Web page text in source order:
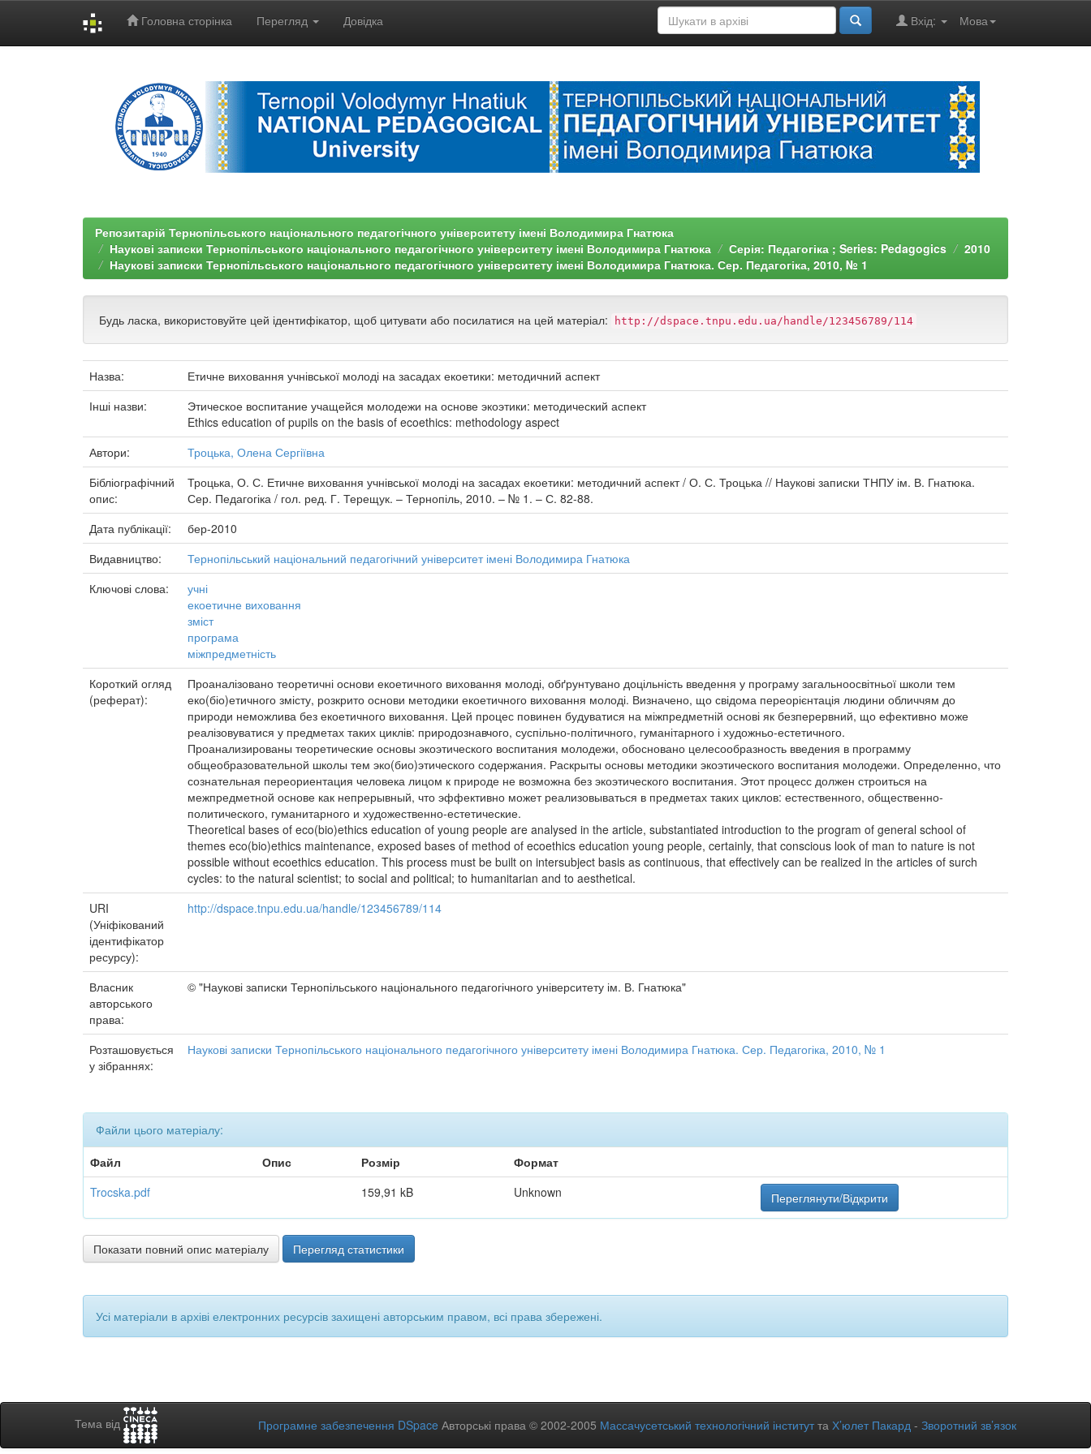
Головна сторінка Перегляд Довідка Мова
Вхід:
Репозитарій Тернопільського національного педагогічного університету імені Володимира Гнатюка
Наукові записки Тернопільського національного педагогічного університету імені Володимира Гнатюка
Серія: Педагогіка ; Series: Pedagogics
2010
Наукові записки Тернопільського національного педагогічного університету імені Володимира Гнатюка. Сер. Педагогіка, 2010, № 1
Будь ласка, використовуйте цей ідентифікатор, щоб цитувати або посилатися на цей матеріал: http://dspace.tnpu.edu.ua/handle/123456789/114
Назва:
Етичне виховання учнівської молоді на засадах екоетики: методичний аспект
Інші назви:
Этическое воспитание учащейся молодежи на основе экоэтики: методический аспект
Ethics education of pupils on the basis of ecoethics: methodology aspect
Автори:
Троцька, Олена Сергіївна
Бібліографічний
опис:
Троцька, О. С. Етичне виховання учнівської молоді на засадах екоетики: методичний аспект / О. С. Троцька // Наукові записки ТНПУ ім. В. Гнатюка.
Сер. Педагогіка / гол. ред. Г. Терещук. – Тернопіль, 2010. – № 1. – С. 82-88.
Дата публікації:
бер-2010
Видавництво:
Тернопільський національний педагогічний університет імені Володимира Гнатюка
Ключові слова:
учні
екоетичне виховання
зміст
програма
міжпредметність
Короткий огляд
(реферат):
Проаналізовано теоретичні основи екоетичного виховання молоді, обґрунтувано доцільність введення у програму загальноосвітньої школи тем
еко(біо)етичного змісту, розкрито основи методики екоетичного виховання молоді. Визначено, що свідома переорієнтація людини обличчям до
природи неможлива без екоетичного виховання. Цей процес повинен будуватися на міжпредметній основі як безперервний, що ефективно може
реалізовуватися у предметах таких циклів: природознавчого, суспільно-політичного, гуманітарного і художньо-естетичного.
Проанализированы теоретические основы экоэтического воспитания молодежи, обосновано целесообразность введения в программу
общеобразовательной школы тем эко(био)этического содержания. Раскрыты основы методики экоэтического воспитания молодежи. Определенно, что
сознательная переориентация человека лицом к природе не возможна без экоэтического воспитания. Этот процесс должен строиться на
межпредметной основе как непрерывный, что эффективно может реализовываться в предметах таких циклов: естественного, общественно-
политического, гуманитарного и художественно-естетические.
Theoretical bases of eco(bio)ethics education of young people are analysed in the article, substantiated introduction to the program of general school of
themes eco(bio)ethics maintenance, exposed bases of method of ecoethics education young people, certainly, that conscious look of man to nature is not
possible without ecoethics education. This process must be built on intersubject basis as continuous, that effectively can be realized in the articles of surch
cycles: to the natural scientist; to social and political; to humanitarian and to aesthetical.
URI
(Уніфікований
ідентифікатор
ресурсу):
http://dspace.tnpu.edu.ua/handle/123456789/114
Власник
авторського
права:
© "Наукові записки Тернопільського національного педагогічного університету ім. В. Гнатюка"
Розташовується
у зібраннях:
Наукові записки Тернопільського національного педагогічного університету імені Володимира Гнатюка. Сер. Педагогіка, 2010, № 1
Файли цього матеріалу:
Файл
Опис Розмір
Формат
Trocska.pdf
159,91 kB Unknown Переглянути/Відкрити
Показати повний опис матеріалу Перегляд статистики
Усі матеріали в архіві електронних ресурсів захищені авторським правом, всі права збережені.
Тема від Програмне забезпечення DSpace Авторські права © 2002-2005 Массачусетський технологічний інститутта Х’юлет Пакард - Зворотний зв’язок